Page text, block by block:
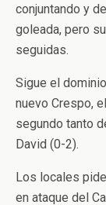
conjuntando y
goleada, pero
seguidas.
Sigue el
nuevo Crespo,
segundo tanto
David (0-2).
Los locales
en ataque del